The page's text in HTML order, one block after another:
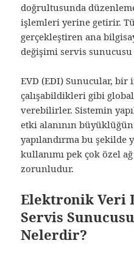
doğrultusunda
işlemleri yerine getirir.
gerçekleştiren ana
değişimi servis sunucusu
EVD (EDI) Sunucular,
çalışabildikleri gibi
verebilirler. Sistemin
etki alanının
yapılandırma bu şekilde
kullanımı pek çok özel
zorunludur.
Elektronik Veri
Servis
Nelerdir?